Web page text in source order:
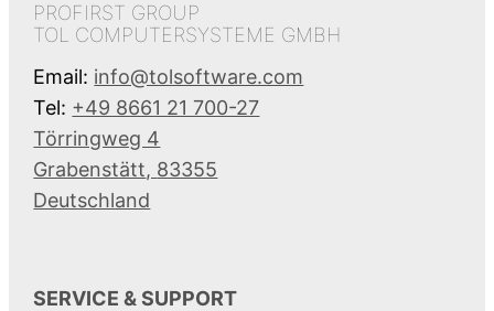
PROFIRST GROUP
TOL COMPUTERSYSTEME GMBH
Email: info@tolsoftware.com
Tel: +49 8661 21 700-27
Törringweg 4
Grabenstätt, 83355
Deutschland
SERVICE & SUPPORT